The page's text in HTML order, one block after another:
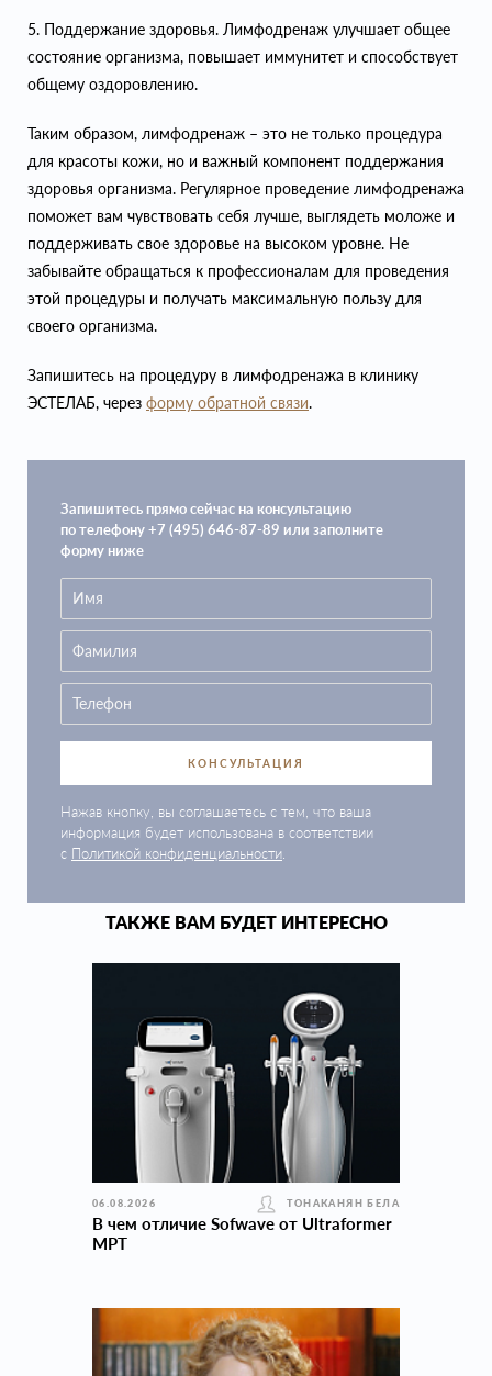
5. Поддержание здоровья. Лимфодренаж улучшает общее
состояние организма, повышает иммунитет и способствует
общему оздоровлению.
Таким образом, лимфодренаж – это не только процедура
для красоты кожи, но и важный компонент поддержания
здоровья организма. Регулярное проведение лимфодренажа
поможет вам чувствовать себя лучше, выглядеть моложе и
поддерживать свое здоровье на высоком уровне. Не
забывайте обращаться к профессионалам для проведения
этой процедуры и получать максимальную пользу для
своего организма.
Запишитесь на процедуру в лимфодренажа в клинику
ЭСТЕЛАБ, через форму обратной связи.
Запишитесь прямо сейчас на консультацию
по телефону +7 (495) 646-87-89 или заполните
форму ниже
КОНСУЛЬТАЦИЯ
Нажав кнопку, вы соглашаетесь с тем, что ваша
информация будет использована в соответствии
с Политикой конфиденциальности
ТАКЖЕ ВАМ БУДЕТ ИНТЕРЕСНО
06.08.2026 ТОНАКАНЯН БЕЛА
В чем отличие Sofwave от Ultraformer
MPT